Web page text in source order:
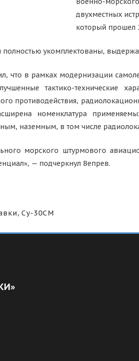
двухместных
который прошел
полностью укомплектованы,
что в рамках модернизации
тактико-технические
противодействия,
номенклатура
наземным, в том числе
морского штурмового
— подчеркнул Вепрев.
, Су-30СМ